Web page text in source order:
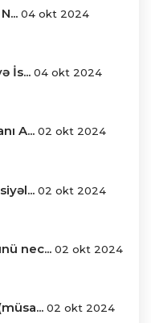
04 okt 2024
İs... 04 okt 2024
A... 02 okt 2024
02 okt 2024
nec... 02 okt 2024
02 okt 2024